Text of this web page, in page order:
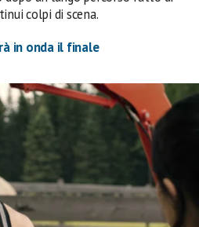
colpi di scena.
in onda il finale